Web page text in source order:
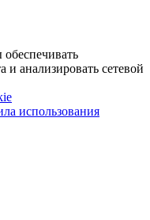
и анализировать сетевой
использования